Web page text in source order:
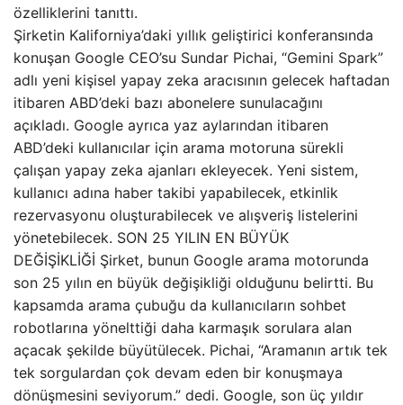
özelliklerini tanıttı.
Şirketin Kaliforniya’daki yıllık geliştirici konferansında
konuşan Google CEO’su Sundar Pichai, “Gemini Spark”
adlı yeni kişisel yapay zeka aracısının gelecek haftadan
itibaren ABD’deki bazı abonelere sunulacağını
açıkladı. Google ayrıca yaz aylarından itibaren
ABD’deki kullanıcılar için arama motoruna sürekli
çalışan yapay zeka ajanları ekleyecek. Yeni sistem,
kullanıcı adına haber takibi yapabilecek, etkinlik
rezervasyonu oluşturabilecek ve alışveriş listelerini
yönetebilecek. SON 25 YILIN EN BÜYÜK
DEĞİŞİKLİĞİ Şirket, bunun Google arama motorunda
son 25 yılın en büyük değişikliği olduğunu belirtti. Bu
kapsamda arama çubuğu da kullanıcıların sohbet
robotlarına yönelttiği daha karmaşık sorulara alan
açacak şekilde büyütülecek. Pichai, “Aramanın artık tek
tek sorgulardan çok devam eden bir konuşmaya
dönüşmesini seviyorum.” dedi. Google, son üç yıldır